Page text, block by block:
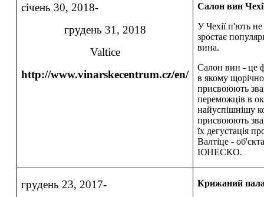
січень 30, 2018-
грудень 31, 2018
Valtice
http://www.vinarskecentrum.cz/en/
Салон вин
У Чехії п'ють
зростає
вина.
Салон вин - це
в якому
присвоюють
переможців в
найуспішнішу
присвоюють
їх дегустація
Валтіце -
ЮНЕСКО.
грудень 23, 2017-
Крижаний